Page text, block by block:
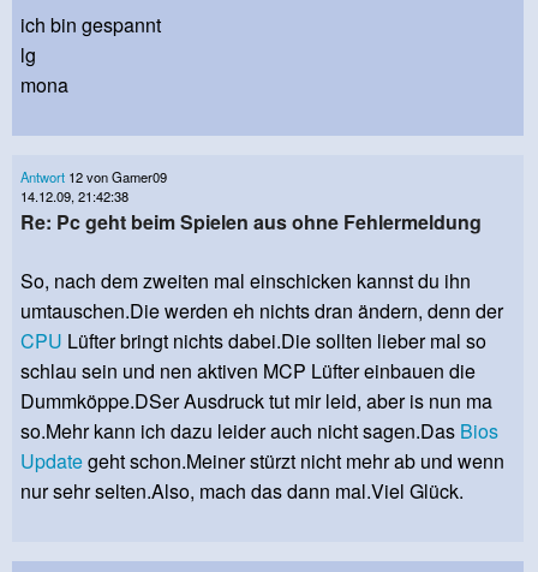
ich bin gespannt
lg
mona
Antwort 12 von Gamer09
14.12.09, 21:42:38
Re: Pc geht beim Spielen aus ohne Fehlermeldung
So, nach dem zweiten mal einschicken kannst du ihn
umtauschen.Die werden eh nichts dran ändern, denn der
CPU Lüfter bringt nichts dabei.Die sollten lieber mal so
schlau sein und nen aktiven MCP Lüfter einbauen die
Dummköppe.DSer Ausdruck tut mir leid, aber is nun ma
so.Mehr kann ich dazu leider auch nicht sagen.Das Bios
Updategeht schon.Meiner stürzt nicht mehr ab und wenn
nur sehr selten.Also, mach das dann mal.Viel Glück.